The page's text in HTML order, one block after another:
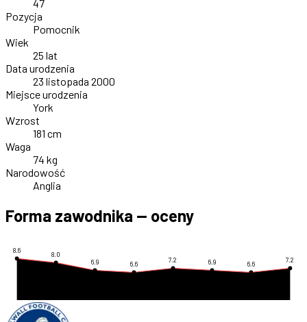
47
Pozycja
Pomocnik
Wiek
25 lat
Data urodzenia
23 listopada 2000
Miejsce urodzenia
York
Wzrost
181 cm
Waga
74 kg
Narodowość
Anglia
Forma zawodnika — oceny
8.6
8.0
6.9
6.6
7.2 6.9 6.6
7.2